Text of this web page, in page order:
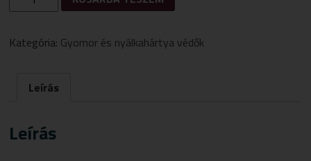
MÉHKENYÉR
Kategória: Gyomor és nyálkahártya védők
Leírás
Leírás